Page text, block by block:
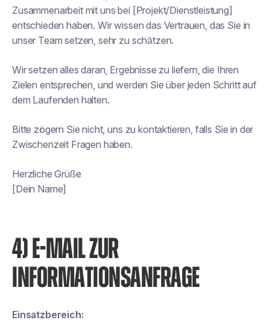
Zusammenarbeit mit uns bei [Projekt/Dienstleistung]
entschieden haben. Wir wissen das Vertrauen, das Sie in
unser Team setzen, sehr zu schätzen.
Wir setzen alles daran, Ergebnisse zu liefern, die Ihren
Zielen entsprechen, und werden Sie über jeden Schritt auf
dem Laufenden halten.
Bitte zögern Sie nicht, uns zu kontaktieren, falls Sie in der
Zwischenzeit Fragen haben.
Herzliche Grüße
[Dein Name]
4) E-MAIL ZUR
INFORMATIONSANFRAGE
Einsatzbereich: